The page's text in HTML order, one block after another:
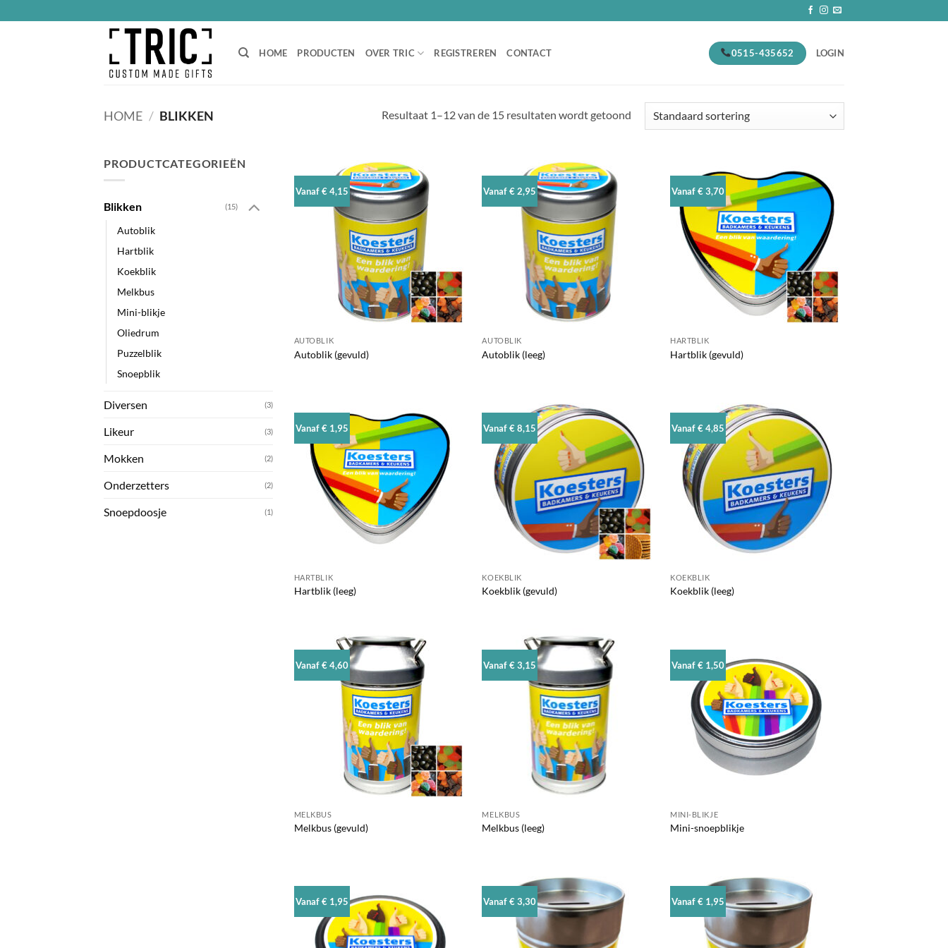
naar
HOME PRODUCTEN OVER TRIC REGISTREREN CONTACT 0515-435652 LOGIN
HOME / BLIKKEN Resultaat 1–12 van de 15 resultaten wordt getoond
PRODUCTCATEGORIEËN
Blikken (15)
Autoblik
Hartblik
Koekblik
Melkbus
Mini-blikje
Oliedrum
Puzzelblik
Snoepblik
Diversen (3)
Likeur (3)
Mokken (2)
Onderzetters (2)
Snoepdoosje (1)
Vanaf € 4,15
AUTOBLIK
Autoblik (gevuld)
Vanaf € 2,95
AUTOBLIK
Autoblik (leeg)
Vanaf € 3,70
HARTBLIK
Hartblik (gevuld)
Vanaf € 1,95
HARTBLIK
Hartblik (leeg)
Vanaf € 8,15
KOEKBLIK
Koekblik (gevuld)
Vanaf € 4,85
KOEKBLIK
Koekblik (leeg)
Vanaf € 4,60
MELKBUS
Melkbus (gevuld)
Vanaf € 3,15
MELKBUS
Melkbus (leeg)
Vanaf € 1,50
MINI-BLIKJE
Mini-snoepblikje
Vanaf € 1,95 Vanaf € 3,30 Vanaf € 1,95